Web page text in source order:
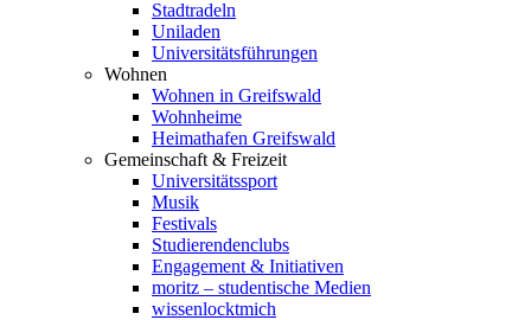
Stadtradeln
Uniladen
Universitätsführungen
Wohnen
Wohnen in Greifswald
Wohnheime
Heimathafen Greifswald
Gemeinschaft & Freizeit
Universitätssport
Musik
Festivals
Studierendenclubs
Engagement & Initiativen
moritz – studentische Medien
wissenlocktmich